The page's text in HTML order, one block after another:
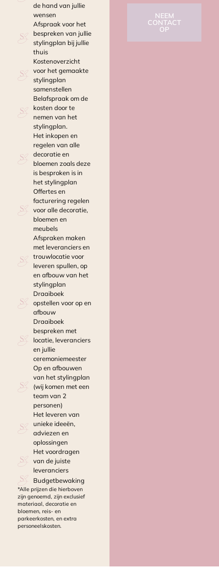
de hand van jullie
wensen
Afspraak voor het
bespreken van jullie
stylingplan bij jullie
thuis
Kostenoverzicht
voor het gemaakte
stylingplan
samenstellen
Belafspraak om de
kosten door te
nemen van het
stylingplan.
Het inkopen en
regelen van alle
decoratie en
bloemen zoals deze
is besproken is in
het stylingplan
Offertes en
facturering regelen
voor alle decoratie,
bloemen en
meubels
Afspraken maken
met leveranciers en
trouwlocatie voor
leveren spullen, op
en afbouw van het
stylingplan
Draaiboek
opstellen voor op en
afbouw
Draaiboek
bespreken met
locatie, leveranciers
en jullie
ceremoniemeester
Op en afbouwen
van het stylingplan
(wij komen met een
team van 2
personen)
Het leveren van
unieke ideeën,
adviezen en
oplossingen
Het voordragen
van de juiste
leveranciers
Budgetbewaking
*Alle prijzen die hierboven
zijn genoemd, zijn exclusief
materiaal, decoratie en
bloemen, reis- en
parkeerkosten, en extra
personeelskosten.
NEEM
CONTACT
OP